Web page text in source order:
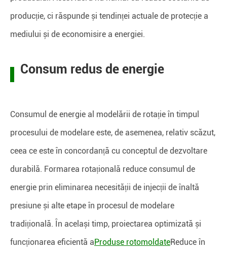
producție, ci răspunde și tendinței actuale de protecție a
mediului și de economisire a energiei.
Consum redus de energie
Consumul de energie al modelării de rotație în timpul
procesului de modelare este, de asemenea, relativ scăzut,
ceea ce este în concordanță cu conceptul de dezvoltare
durabilă. Formarea rotațională reduce consumul de
energie prin eliminarea necesității de injecții de înaltă
presiune și alte etape în procesul de modelare
tradițională. În același timp, proiectarea optimizată și
funcționarea eficientă aProduse rotomoldateReduce în